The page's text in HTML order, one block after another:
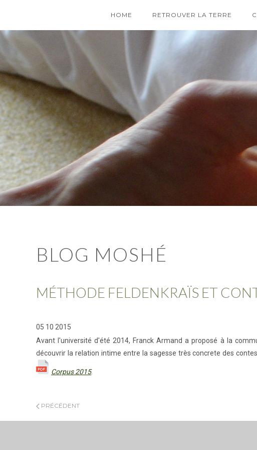
HOME RETROUVER LA TERRE
BLOG MOSHÉ
MÉTHODE FELDENKRAÏS ET
05 10 2015
Avant l'université d'été 2014, Franck Armand a proposé à la
découvrir la relation intime entre la sagesse très concrete des
Corpus 2015.
PRÉCÉDENT